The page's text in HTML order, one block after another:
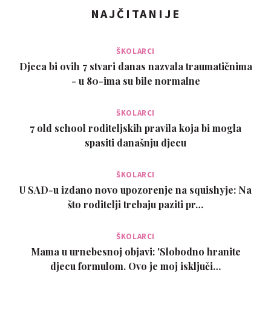
NAJČITANIJE
ŠKOLARCI
Djeca bi ovih 7 stvari danas nazvala traumatičnima
- u 80-ima su bile normalne
ŠKOLARCI
7 old school roditeljskih pravila koja bi mogla
spasiti današnju djecu
ŠKOLARCI
U SAD-u izdano novo upozorenje na squishyje: Na
što roditelji trebaju paziti pr…
ŠKOLARCI
Mama u urnebesnoj objavi: 'Slobodno hranite
djecu formulom. Ovo je moj isključi…